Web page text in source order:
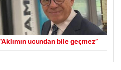
ucundan bile geçmez”